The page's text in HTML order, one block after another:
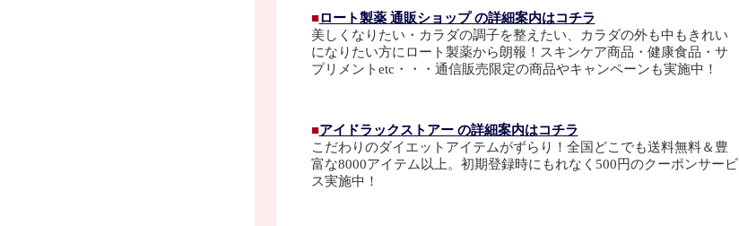
■ロート製薬 通販ショップ の詳細案内はコチラ
美しくなりたい・カラダの調子を整えたい、カラダの外も中もきれい
になりたい方にロート製薬から朗報！スキンケア商品・健康食品・サ
プリメントetc・・・通信販売限定の商品やキャンペーンも実施中！
■アイドラックストアー の詳細案内はコチラ
こだわりのダイエットアイテムがずらり！全国どこでも送料無料＆豊
富な8000アイテム以上。初期登録時にもれなく500円のクーポンサービ
ス実施中！